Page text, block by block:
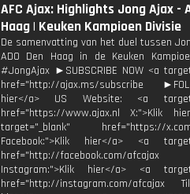
AFC Ajax: Highlights Jong Ajax -
Haag | Keuken Kampioen Divisie
De samenvatting van het duel tussen
ADO Den Haag in de Keuken
#JongAjax ►SUBSCRIBE NOW <a
href="http://ajax.ms/subscribe
hier</a> US Website: <a
href="https://www.ajax.nl X:">Klik
target="_blank" href="https://x.com/
Facebook:">Klik hier</a> <a
href="http://facebook.com/afcajax
Instagram:">Klik hier</a> <a
href="http://instagram.com/afcajax